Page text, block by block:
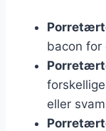
bacon for
eller